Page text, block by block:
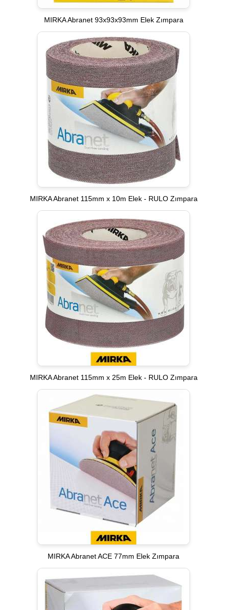
MIRKA Abranet 93x93x93mm Elek Zımpara
MIRKA Abranet 115mm x 10m Elek - RULO Zımpara
MIRKA Abranet 115mm x 25m Elek - RULO Zımpara
MIRKA Abranet ACE 77mm Elek Zımpara